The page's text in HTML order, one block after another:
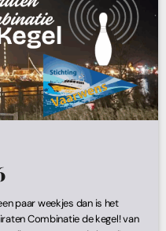
paar weekjes dan is het
Combinatie de kegel! van